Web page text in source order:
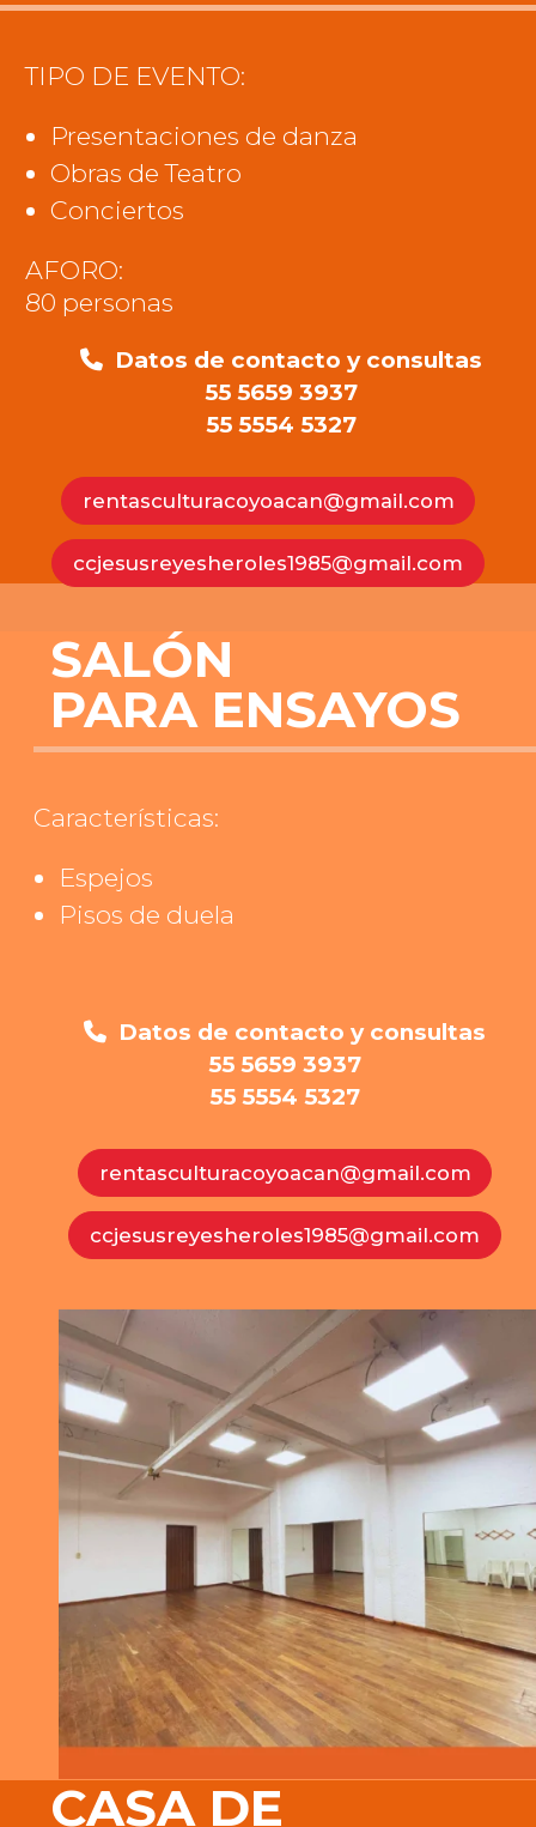
TIPO DE EVENTO:
Presentaciones de danza
Obras de Teatro
Conciertos
AFORO:
80 personas
Datos de contacto y consultas
55 5659 3937
55 5554 5327
rentasculturacoyoacan@gmail.com
ccjesusreyesheroles1985@gmail.com
SALÓN
PARA ENSAYOS
Características:
Espejos
Pisos de duela
Datos de contacto y consultas
55 5659 3937
55 5554 5327
rentasculturacoyoacan@gmail.com
ccjesusreyesheroles1985@gmail.com
CASA DE